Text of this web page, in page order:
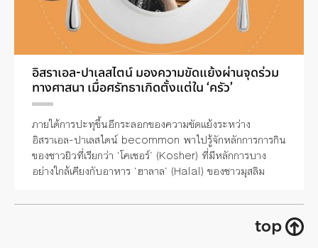
อิสราเอล-ปาเลสไตน์ มองความขัดแย้งผ่านจุดร่วม
ทางศาสนา เมื่อศรัทธาเกิดตั้งแต่ใน ‘ครัว’
ภายใต้การปะทุขึ้นอีกระลอกของความขัดแย้งระหว่าง
อิสราเอล-ปาเลสไตน์ becommon พาไปรู้จักหลักการการกิน
ของชาวยิวที่เรียกว่า ‘โคเชอร์’ (Kosher) ที่มีหลักการบาง
อย่างใกล้เคียงกับอาหาร ‘ฮาลาล’ (Halal) ของชาวมุสลิม
top